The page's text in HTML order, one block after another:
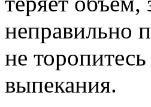
неправильно
не
выпекания.